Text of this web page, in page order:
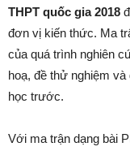
THPT quốc gia 2018
đơn vị kiến thức. Ma
của quá trình nghiên
hoạ, đề thử nghiệm
học trước.
Với ma trận dạng bài